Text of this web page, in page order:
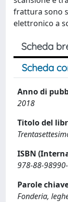
frattura sono
elettronico a
Scheda
Scheda
Anno di
2018
Titolo del
ISBN
978-88-
Parole
Fonderia,